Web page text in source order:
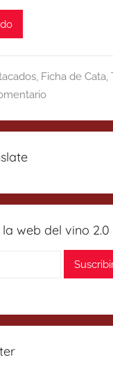
, Ficha de Cata,
la web del vino